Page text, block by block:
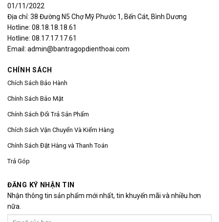
01/11/2022
Địa chỉ: 38 Đường N5 Chợ Mỹ Phước 1, Bến Cát, Bình Dương
Hotline: 08.18.18.18.61
Hotline: 08.17.17.17.61
Email: admin@bantragopdienthoai.com
CHÍNH SÁCH
Chích Sách Bảo Hành
Chính Sách Bảo Mật
Chính Sách Đổi Trả Sản Phẩm
Chích Sách Vận Chuyển Và Kiểm Hàng
Chính Sách Đặt Hàng và Thanh Toán
Trả Góp
ĐĂNG KÝ NHẬN TIN
Nhận thông tin sản phẩm mới nhất, tin khuyến mãi và nhiều hơn
nữa.